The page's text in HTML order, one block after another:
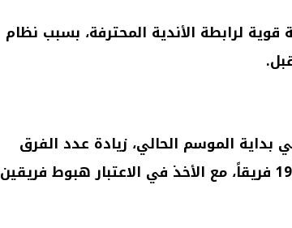
قوية لرابطة الأندية المحترفة، بسبب نظام
بداية الموسم الحالي، زيادة عدد الفرق
الموسم المقبل إلى 19 فريقاً، مع الأخذ في الاعتبار هبوط فريقين